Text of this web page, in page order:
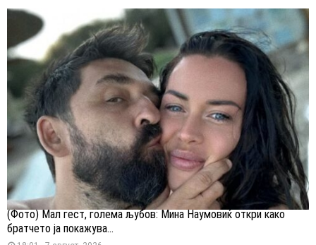
(Фото) Мал гест, голема љубов: Мина Наумовиќ откри како
братчето ја покажува...